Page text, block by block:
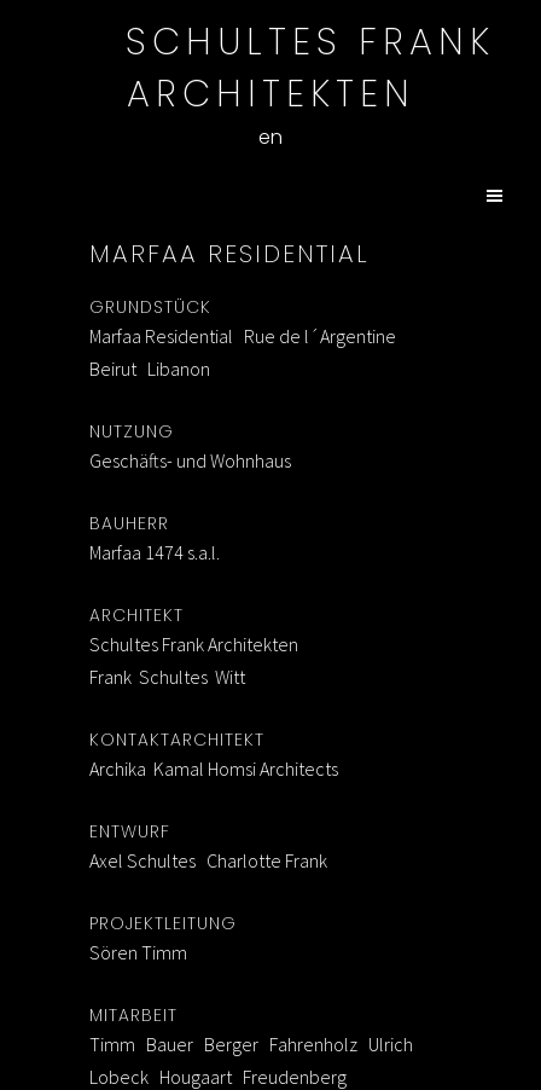
SCHULTES FRANK
ARCHITEKTEN
en
MARFAA RESIDENTIAL
GRUNDSTÜCK
Marfaa Residential Rue de l´Argentine
Beirut Libanon
NUTZUNG
Geschäfts- und Wohnhaus
BAUHERR
Marfaa 1474 s.a.l.
ARCHITEKT
Schultes Frank Architekten
Frank Schultes Witt
KONTAKTARCHITEKT
Archika Kamal Homsi Architects
ENTWURF
Axel Schultes Charlotte Frank
PROJEKTLEITUNG
Sören Timm
MITARBEIT
Timm Bauer Berger Fahrenholz Ulrich
Lobeck Hougaart Freudenberg